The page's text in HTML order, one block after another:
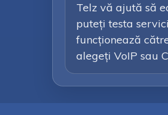
Telz vă ajută să
puteți testa
funcționează
alegeți VoIP sau